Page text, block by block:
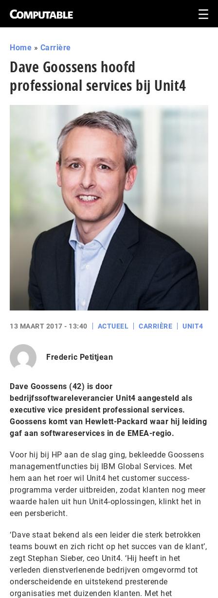
Home » Carrière
Dave Goossens hoofd
professional services bij Unit4
13 MAART 2017 - 13:40 ACTUEEL CARRIÈRE UNIT4
Frederic Petitjean
Dave Goossens (42) is door
bedrijfssoftwareleverancier Unit4 aangesteld als
executive vice president professional services.
Goossens komt van Hewlett-Packard waar hij leiding
gaf aan softwareservices in de EMEA-regio.
Voor hij bij HP aan de slag ging, bekleedde Goossens
managementfuncties bij IBM Global Services. Met
hem aan het roer wil Unit4 het customer success-
programma verder uitbreiden, zodat klanten nog meer
waarde halen uit hun Unit4-oplossingen, klinkt het in
een persbericht.
‘Dave staat bekend als een leider die sterk betrokken
teams bouwt en zich richt op het succes van de klant’,
zegt Stephan Sieber, ceo Unit4. ‘Hij heeft in het
verleden dienstverlenende bedrijven omgevormd tot
onderscheidende en uitstekend presterende
organisaties met duizenden klanten. Met het